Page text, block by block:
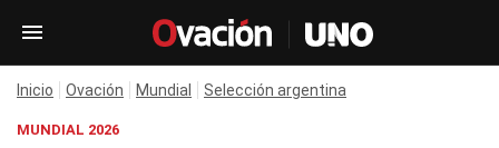
Inicio Ovación Mundial Selección argentina
MUNDIAL 2026